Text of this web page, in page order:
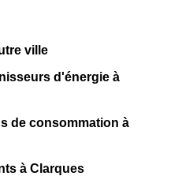
ville
d'énergie à
de consommation à
à Clarques